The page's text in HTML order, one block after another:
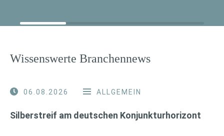
Wissenswerte Branchennews
06.08.2026 ALLGEMEIN
Silberstreif am deutschen Konjunkturhorizont